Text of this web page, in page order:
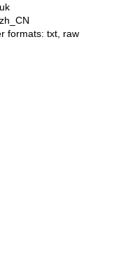
uk
zh_CN
formats: txt raw